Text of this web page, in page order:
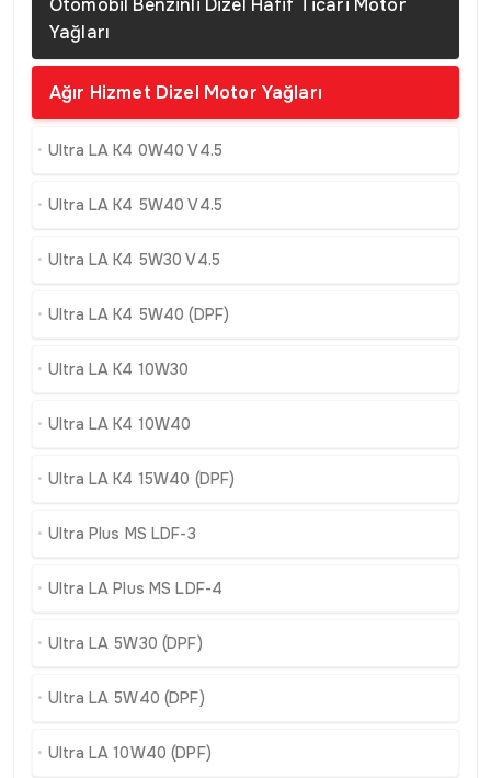
Otomobil Benzinli Dizel Hafif Ticari Motor
Yağları
Ağır Hizmet Dizel Motor Yağları
Ultra LA K4 0W40 V4.5
Ultra LA K4 5W40 V4.5
Ultra LA K4 5W30 V4.5
Ultra LA K4 5W40 (DPF)
Ultra LA K4 10W30
Ultra LA K4 10W40
Ultra LA K4 15W40 (DPF)
Ultra Plus MS LDF-3
Ultra LA Plus MS LDF-4
Ultra LA 5W30 (DPF)
Ultra LA 5W40 (DPF)
Ultra LA 10W40 (DPF)